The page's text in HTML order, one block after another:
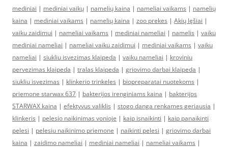
mediniai | mediniai vaikų | namelių kaina | nameliai vaikams | namelių
kaina | mediniai vaikams | namelių kaina | zoo prekes | Akių lęšiai |
vaiku zaidimui | nameliai vaikams | mediniai nameliai | namelis | vaiku
mediniai nameliai | nameliai vaiku zaidimui | mediniai vaikams | vaiku
nameliai | siukliu isvezimas klaipeda | vaiku nameliai | kroviniu
pervezimas klaipeda | tralas klaipeda | griovimo darbai klaipeda |
siukliu isvezimas | klinkerio trinkeles | biopreparatai nuotekoms |
priemone starwax 637 | bakterijos irenginiams kaina | bakterijos
STARWAX kaina | efektyvus valiklis | stogo danga renkames geriausia |
klinkeris | pelesio naikinimas vonioje | kaip isnaikinti | kaip panaikinti
pelesi | pelesiu naikinimo priemone | naikinti pelesi | griovimo darbai
kaina | zaidimo nameliai | mediniai nameliai | nameliai vaikams |